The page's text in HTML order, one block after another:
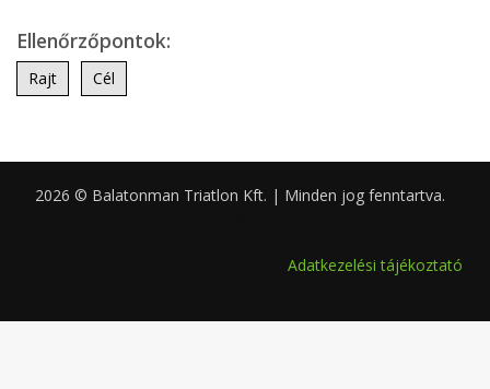
Ellenőrzőpontok:
Rajt Cél
2026 © Balatonman Triatlon Kft. | Minden jog fenntartva.
Adatkezelési tájékoztató